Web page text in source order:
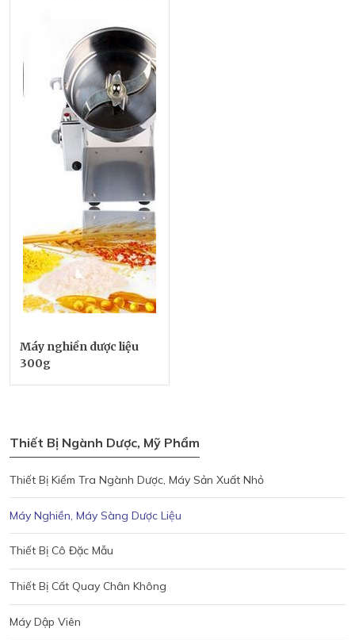
Máy nghiền dược liệu
300g
Thiết Bị Ngành Dược, Mỹ Phẩm
Thiết Bị Kiểm Tra Ngành Dược, Máy Sản Xuất Nhỏ
Máy Nghiền, Máy Sàng Dược Liệu
Thiết Bị Cô Đặc Mẫu
Thiết Bị Cất Quay Chân Không
Máy Dập Viên